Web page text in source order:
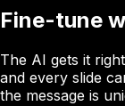
Fine-tune
The AI gets it
and every slide
the message is